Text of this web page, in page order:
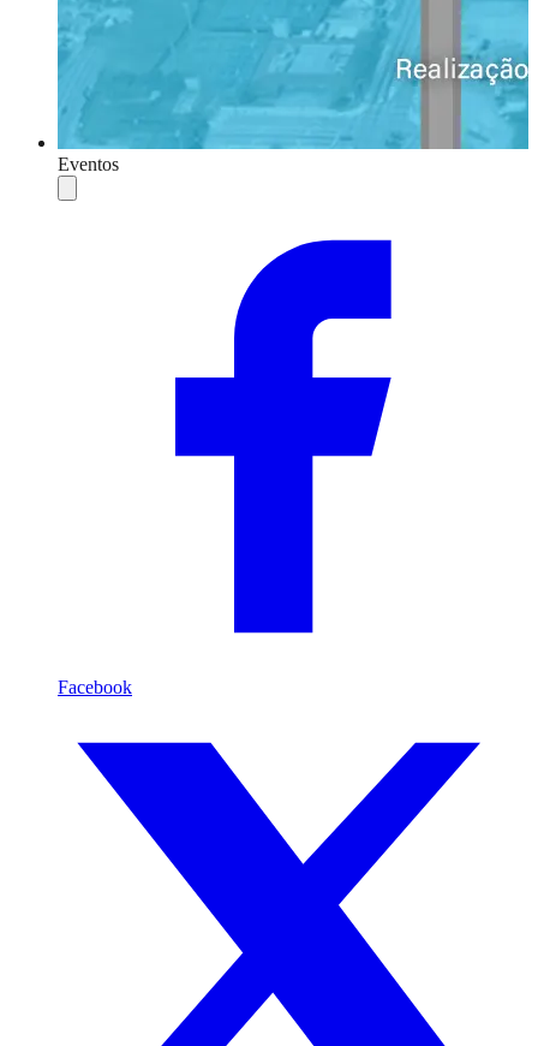
Eventos
Compartilhar
Facebook